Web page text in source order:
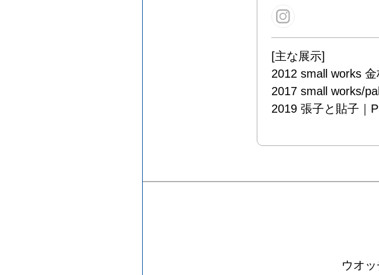
[主な展示]
2012 small works
2017 small works/
2019 張子と貼子｜
ウオ